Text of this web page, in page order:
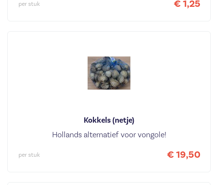
€ 1,25
per stuk
Kokkels (netje)
Hollands alternatief voor vongole!
€ 19,50
per stuk